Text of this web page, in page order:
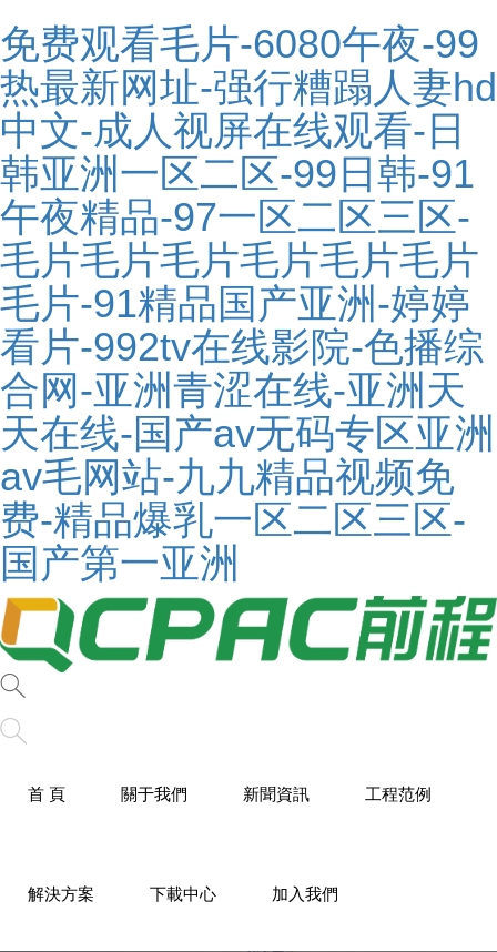
免费观看毛片-6080午夜-99
热最新网址-强行糟蹋人妻hd
中文-成人视屏在线观看-日
韩亚洲一区二区-99日韩-91
午夜精品-97一区二区三区-
毛片毛片毛片毛片毛片毛片
毛片-91精品国产亚洲-婷婷
看片-992tv在线影院-色播综
合网-亚洲青涩在线-亚洲天
天在线-国产av无码专区亚洲
av毛网站-九九精品视频免
费-精品爆乳一区二区三区-
国产第一亚洲
首 頁 關于我們 新聞資訊 工程范例
解決方案 下載中心 加入我們